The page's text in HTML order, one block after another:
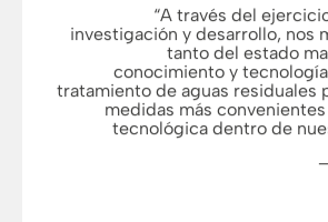
“A través del
investigación y desarrollo, nos
tanto del estado
conocimiento y
tratamiento de aguas residuales
medidas más
tecnológica dentro de